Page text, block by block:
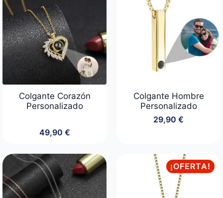
hasta
89,90 €
Colgante Corazón
Personalizado
49,90 €
Colgante Hombre
Personalizado
29,90 €
¡OFERTA!